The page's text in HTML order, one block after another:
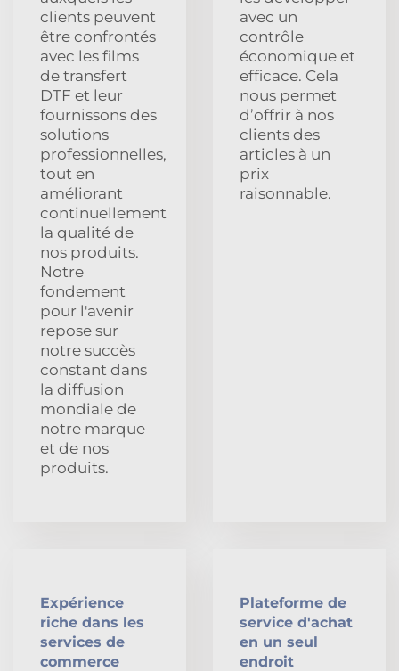
clients peuvent
être confrontés
avec les films
de transfert
DTF et leur
fournissons des
solutions
professionnelles,
tout en
améliorant
continuellement
la qualité de
nos produits.
Notre
fondement
pour l'avenir
repose sur
notre succès
constant dans
la diffusion
mondiale de
notre marque
et de nos
produits.
avec un
contrôle
économique et
efficace. Cela
nous permet
d’offrir à nos
clients des
articles à un
prix
raisonnable.
Expérience
riche dans les
services de
commerce
Plateforme de
service d'achat
en un seul
endroit